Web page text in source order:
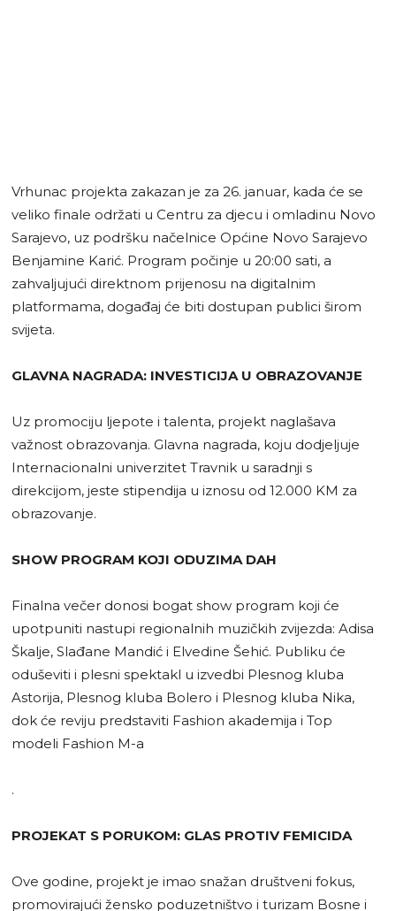
Vrhunac projekta zakazan je za 26. januar, kada će se
veliko finale održati u Centru za djecu i omladinu Novo
Sarajevo, uz podršku načelnice Općine Novo Sarajevo
Benjamine Karić. Program počinje u 20:00 sati, a
zahvaljujući direktnom prijenosu na digitalnim
platformama, događaj će biti dostupan publici širom
svijeta.
GLAVNA NAGRADA: INVESTICIJA U OBRAZOVANJE
Uz promociju ljepote i talenta, projekt naglašava
važnost obrazovanja. Glavna nagrada, koju dodjeljuje
Internacionalni univerzitet Travnik u saradnji s
direkcijom, jeste stipendija u iznosu od 12.000 KM za
obrazovanje.
SHOW PROGRAM KOJI ODUZIMA DAH
Finalna večer donosi bogat show program koji će
upotpuniti nastupi regionalnih muzičkih zvijezda: Adisa
Škalje, Slađane Mandić i Elvedine Šehić. Publiku će
oduševiti i plesni spektakl u izvedbi Plesnog kluba
Astorija, Plesnog kluba Bolero i Plesnog kluba Nika,
dok će reviju predstaviti Fashion akademija i Top
modeli Fashion M-a
.
PROJEKAT S PORUKOM: GLAS PROTIV FEMICIDA
Ove godine, projekt je imao snažan društveni fokus,
promovirajući žensko poduzetništvo i turizam Bosne i